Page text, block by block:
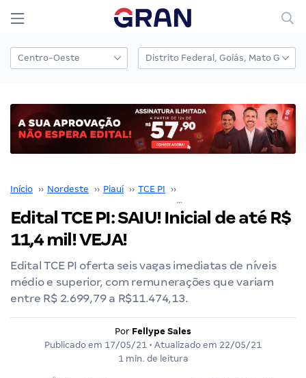
Início ›› Nordeste ›› Piauí ›› TCE PI ››
Edital TCE PI: SAIU! Inicial de até R$
11,4 mil! VEJA!
Edital TCE PI oferta seis vagas imediatas de níveis
médio e superior, com remunerações que variam
entre R$ 2.699,79 a R$11.474,13.
Por Fellype Sales
Publicado em 17/05/21 • Atualizado em 22/05/21
1 min. de leitura